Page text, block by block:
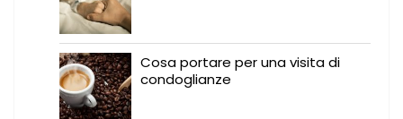
Cosa portare per una visita di
condoglianze